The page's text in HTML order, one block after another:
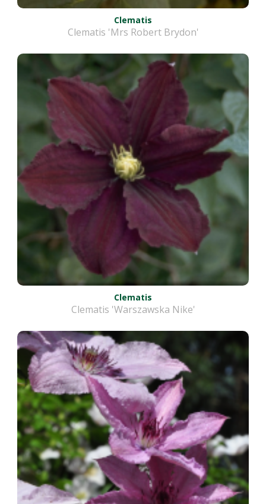
Clematis
Clematis 'Mrs Robert Brydon'
Clematis
Clematis 'Warszawska Nike'